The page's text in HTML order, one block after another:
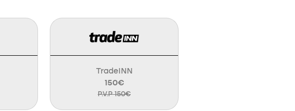
TradeINN
150€
P.V.P 150€